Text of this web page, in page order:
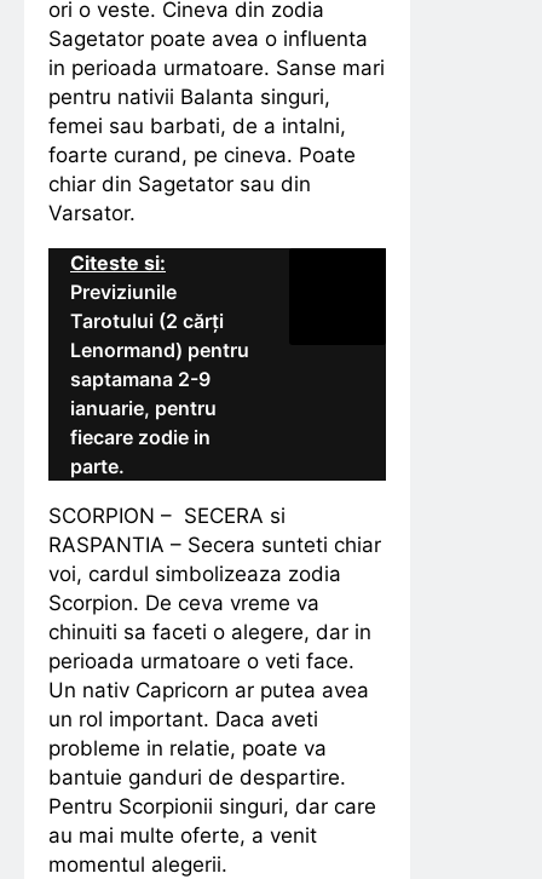
ori o veste. Cineva din zodia
Sagetator poate avea o influenta
in perioada urmatoare. Sanse mari
pentru nativii Balanta singuri,
femei sau barbati, de a intalni,
foarte curand, pe cineva. Poate
chiar din Sagetator sau din
Varsator.
Citeste si:
Previziunile
Tarotului (2 cărți
Lenormand) pentru
saptamana 2-9
ianuarie, pentru
fiecare zodie in
parte.
SCORPION – SECERA si
RASPANTIA – Secera sunteti chiar
voi, cardul simbolizeaza zodia
Scorpion. De ceva vreme va
chinuiti sa faceti o alegere, dar in
perioada urmatoare o veti face.
Un nativ Capricorn ar putea avea
un rol important. Daca aveti
probleme in relatie, poate va
bantuie ganduri de despartire.
Pentru Scorpionii singuri, dar care
au mai multe oferte, a venit
momentul alegerii.